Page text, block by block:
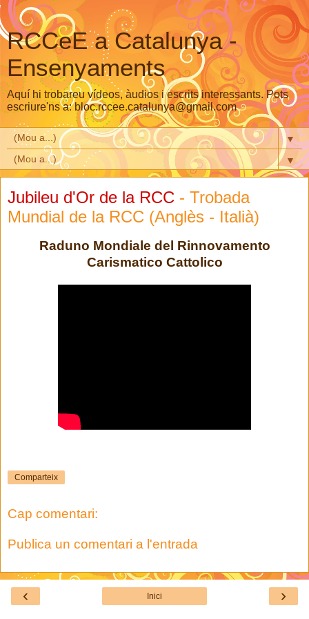
RCCeE a Catalunya -
Ensenyaments
Aquí hi trobareu vídeos, àudios i escrits interessants. Pots
escriure'ns a: bloc.rccee.catalunya@gmail.com
▼
▼
Jubileu d'Or de la RCC - Trobada
Mundial de la RCC (Anglès - Italià)
Raduno Mondiale del Rinnovamento
Carismatico Cattolico
Comparteix
Cap comentari:
Publica un comentari a l'entrada
‹ ›
Inici